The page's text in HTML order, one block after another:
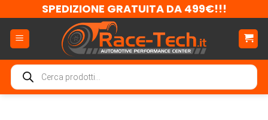
ai
contenuti
SPEDIZIONE GRATUITA DA 499€!!!
Ricerca
prodotti